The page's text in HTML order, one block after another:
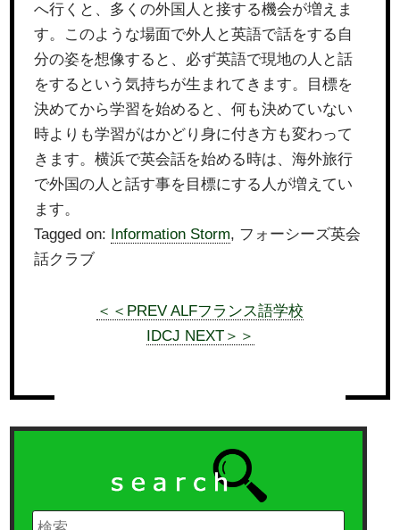
へ行くと、多くの外国人と接する機会が増えま
す。このような場面で外人と英語で話をする自
分の姿を想像すると、必ず英語で現地の人と話
をするという気持ちが生まれてきます。目標を
決めてから学習を始めると、何も決めていない
時よりも学習がはかどり身に付き方も変わって
きます。横浜で英会話を始める時は、海外旅行
で外国の人と話す事を目標にする人が増えてい
ます。
Tagged on: Information Storm, フォーシーズ英会
話クラブ
＜＜PREV ALFフランス語学校
IDCJ NEXT＞＞